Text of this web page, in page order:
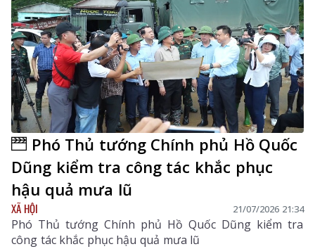
Phó Thủ tướng Chính phủ Hồ Quốc
Dũng kiểm tra công tác khắc phục
hậu quả mưa lũ
XÃ HỘI 21/07/2026 21:34
Phó Thủ tướng Chính phủ Hồ Quốc Dũng kiểm tra
công tác khắc phục hậu quả mưa lũ